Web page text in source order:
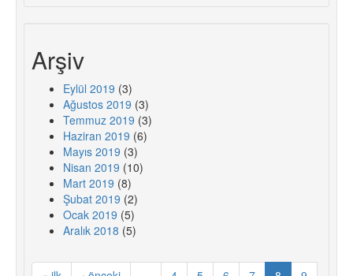
Arşiv
Eylül 2019 (3)
Ağustos 2019 (3)
Temmuz 2019 (3)
Haziran 2019 (6)
Mayıs 2019 (3)
Nisan 2019 (10)
Mart 2019 (8)
Şubat 2019 (2)
Ocak 2019 (5)
Aralık 2018 (5)